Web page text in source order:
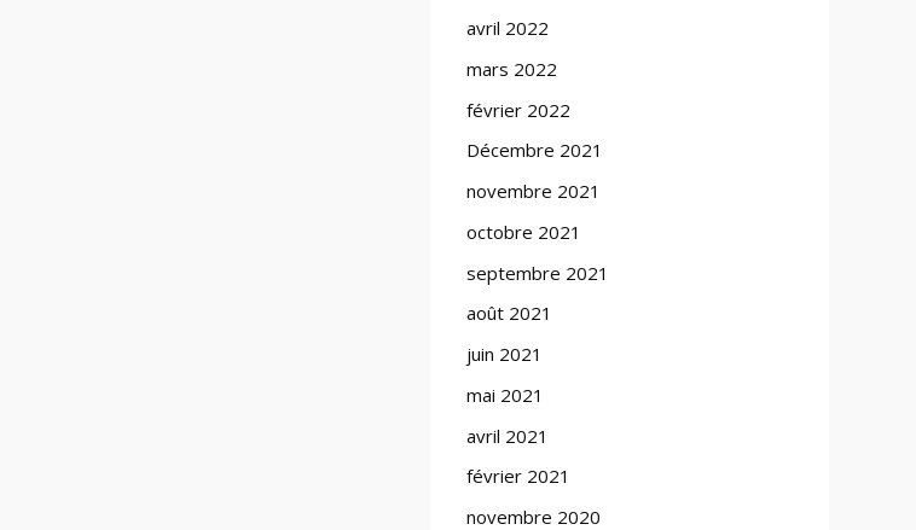
avril 2022
mars 2022
février 2022
Décembre 2021
novembre 2021
octobre 2021
septembre 2021
août 2021
juin 2021
mai 2021
avril 2021
février 2021
novembre 2020